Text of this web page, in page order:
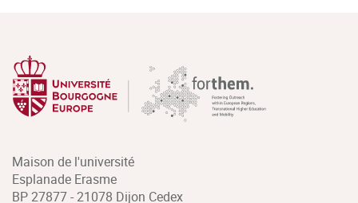
Maison de l'université
Esplanade Erasme
BP 27877 - 21078 Dijon Cedex